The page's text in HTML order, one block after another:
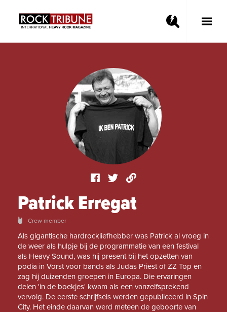
Toggle
Patrick Erregat
Crew member
Als gigantische hardrockliefhebber was Patrick al vroeg in
de weer als hulpje bij de programmatie van een festival
als Heavy Sound, was hij present bij het opzetten van
podia in Vorst voor bands als Judas Priest of ZZ Top en
zag hij duizenden groepen in Europa. Die ervaringen
delen 'in de boekjes' kwam als een vanzelfsprekend
vervolg. De eerste schrijfsels werden gepubliceerd in Spin
City. Het einde daarvan werd meteen de geboorte van